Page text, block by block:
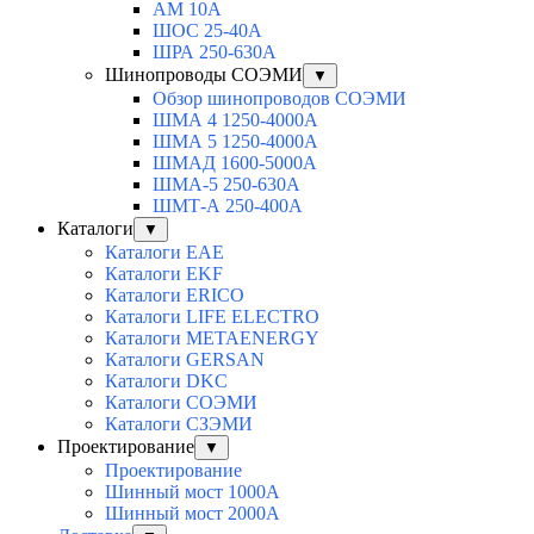
АМ 10А
ШОС 25-40А
ШРА 250-630А
Шинопроводы СОЭМИ
▼
Обзор шинопроводов СОЭМИ
ШМА 4 1250-4000А
ШМА 5 1250-4000А
ШМАД 1600-5000А
ШМА-5 250-630А
ШМТ-А 250-400А
Каталоги
▼
Каталоги EAE
Каталоги EKF
Каталоги ERICO
Каталоги LIFE ELECTRO
Каталоги METAENERGY
Каталоги GERSAN
Каталоги DKC
Каталоги СОЭМИ
Каталоги СЗЭМИ
Проектирование
▼
Проектирование
Шинный мост 1000А
Шинный мост 2000А